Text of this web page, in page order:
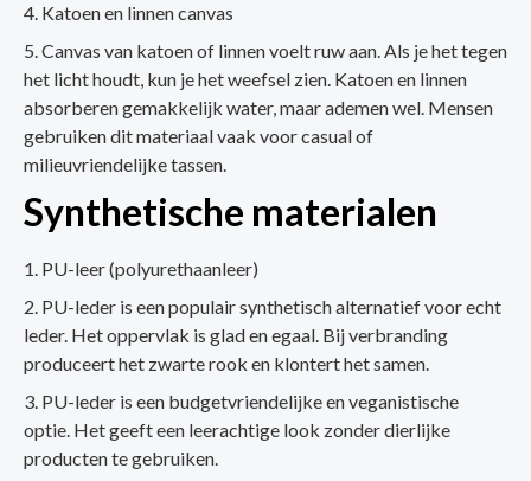
Katoen en linnen canvas
Canvas van katoen of linnen voelt ruw aan. Als je het tegen
het licht houdt, kun je het weefsel zien. Katoen en linnen
absorberen gemakkelijk water, maar ademen wel. Mensen
gebruiken dit materiaal vaak voor casual of
milieuvriendelijke tassen.
Synthetische materialen
PU-leer (polyurethaanleer)
PU-leder is een populair synthetisch alternatief voor echt
leder. Het oppervlak is glad en egaal. Bij verbranding
produceert het zwarte rook en klontert het samen.
PU-leder is een budgetvriendelijke en veganistische
optie. Het geeft een leerachtige look zonder dierlijke
producten te gebruiken.